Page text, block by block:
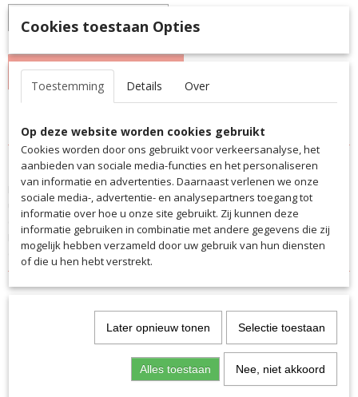
IN WINKELWAGEN
Specificaties
Productcode
PA021ONDO
EAN code
PA021ONDO
Productcode leverancier
PA021ONDO
Omschrijving
De Saller voetbalsokken gemaakt voor SV ONDO, in de Rood/Gele
uitvoering, van zweetafvoerend materiaal bieden u hoogwaardig
comfort en ondersteuning.
Een functioneel materiaal voert zweet af en zorgt voor een droge en
comfortabele pasvorm.
Cookies toestaan Opties
Toestemming Details Over
Op deze website worden cookies gebruikt
Cookies worden door ons gebruikt voor verkeersanalyse, het
aanbieden van sociale media-functies en het personaliseren
van informatie en advertenties. Daarnaast verlenen we onze
sociale media-, advertentie- en analysepartners toegang tot
informatie over hoe u onze site gebruikt. Zij kunnen deze
informatie gebruiken in combinatie met andere gegevens die zij
mogelijk hebben verzameld door uw gebruik van hun diensten
of die u hen hebt verstrekt.
Later opnieuw tonen Selectie toestaan
Alles toestaan Nee, niet akkoord